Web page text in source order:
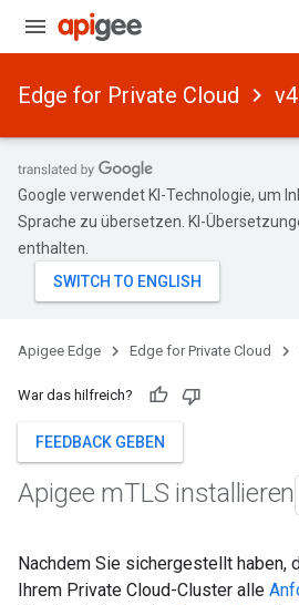
Edge for Private Cloud
Google verwendet KI-Technologie, um
Sprache zu übersetzen. KI-
enthalten.
Apigee Edge Edge for Private Cloud
War das hilfreich?
FEEDBACK GEBEN
Apigee mTLS installieren
Nachdem Sie sichergestellt haben,
Ihrem Private Cloud-Cluster alle